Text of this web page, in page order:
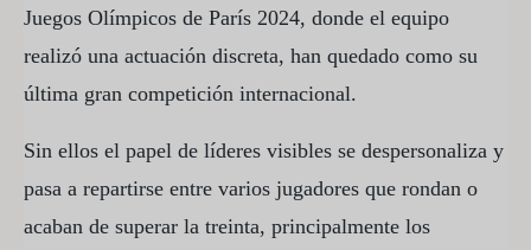
Juegos Olímpicos de París 2024, donde el equipo
realizó una actuación discreta, han quedado como su
última gran competición internacional.
Sin ellos el papel de líderes visibles se despersonaliza y
pasa a repartirse entre varios jugadores que rondan o
acaban de superar la treinta, principalmente los